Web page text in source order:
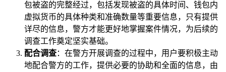
包被盗的完整经过，包括发现被盗的具体时间、钱包内
虚拟货币的具体种类和准确数量等重要信息，只有提供
详尽的信息，警方才能更好地掌握案件情况，为后续的
调查工作奠定坚实基础。
配合调查：在警方开展调查的过程中，用户要积极主动
地配合警方的工作，提供必要的协助和全面的信息，由